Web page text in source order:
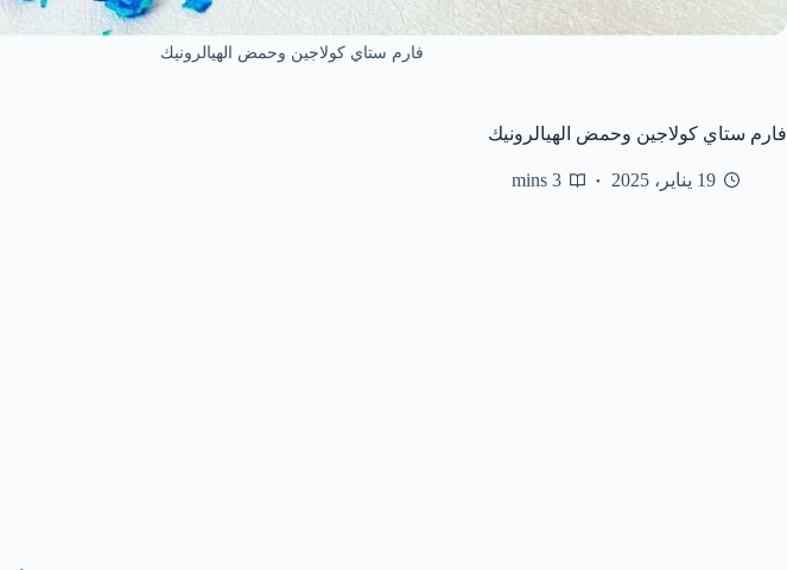
فارم ستاي كولاجين وحمض الهيالرونيك
فارم ستاي كولاجين وحمض الهيالرونيك
19 يناير، 2025 3 mins